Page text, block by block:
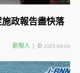
政報告盡快落
新報人 2025-09-04